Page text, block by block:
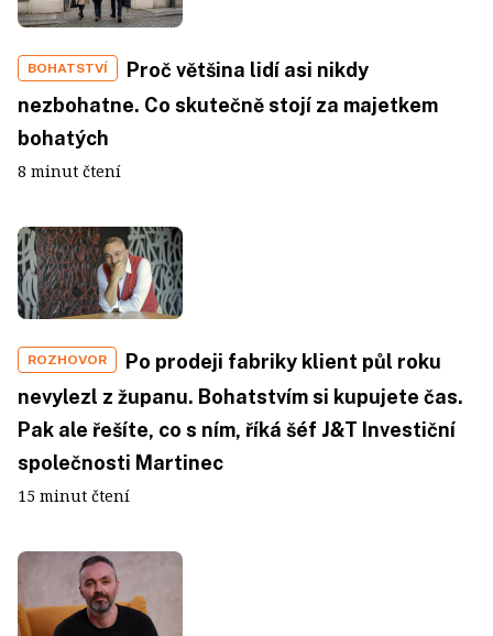
BOHATSTVÍ
Proč většina lidí asi nikdy
nezbohatne. Co skutečně stojí za majetkem
bohatých
8 minut čtení
ROZHOVOR
Po prodeji fabriky klient půl roku
nevylezl z županu. Bohatstvím si kupujete čas.
Pak ale řešíte, co s ním, říká šéf J&T Investiční
společnosti Martinec
15 minut čtení